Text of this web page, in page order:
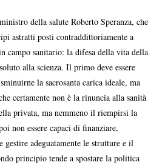
della salute Roberto Speranza, che
astratti posti contraddittoriamente a
campo sanitario: la difesa della vita della
alla scienza. Il primo deve essere
la sacrosanta carica ideale, ma
certamente non è la rinuncia alla sanità
privata, ma nemmeno il riempirsi la
non essere capaci di finanziare,
gestire adeguatamente le strutture e il
principio tende a spostare la politica